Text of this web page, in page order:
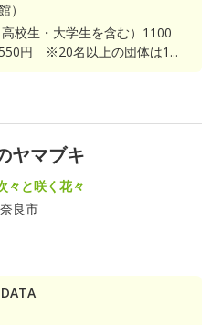
）
校生・大学生を含む）1100
円 ※20名以上の団体は1...
ヤマブキ
々と咲く花々
良市